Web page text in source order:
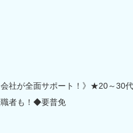
会社が全面サポート！》★20～30
者も！◆要普免